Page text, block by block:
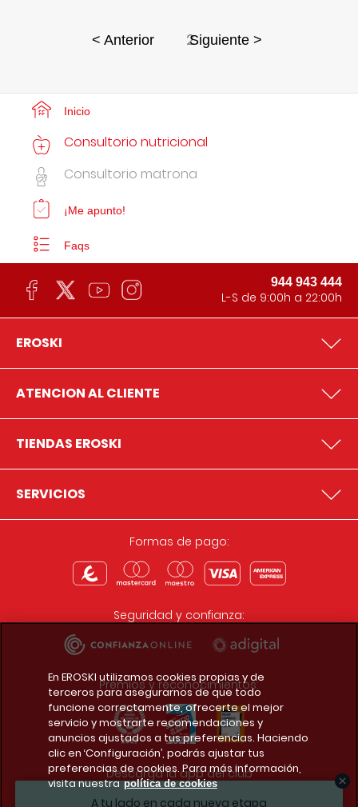
< Anterior 2Siguiente >
A tu lado en cada nueva etapa
Inicio
Consultorio nutricional
Consultorio matrona
¡Me apunto!
Faqs
944 943 444
L-S de 9:00h a 22:00h
EROSKI
ATENCION AL CLIENTE
TIENDAS EROSKI
SERVICIOS
Formas de pago:
Seguridad y confianza:
Premios y reconocimientos:
Descarga la app del club
En EROSKI utilizamos cookies propias y de
terceros para asegurarnos de que todo
funcione correctamente, ofrecerte el mejor
servicio y mostrarte recomendaciones y
anuncios ajustados a tus preferencias. Haciendo
clic en ‘Configuración’, podrás ajustar tus
preferencias de cookies. Para más información,
visita nuestra política de cookies